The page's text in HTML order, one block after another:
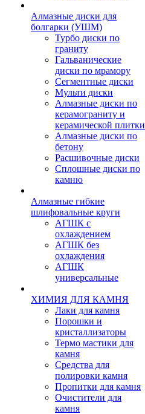
Алмазные диски для
болгарки (УШМ)
Турбо диски по
граниту
Гальванические
диски по мрамору
Сегментные диски
Мульти диски
Алмазные диски по
керамограниту и
керамической плитки
Алмазные диски по
бетону
Расшивочные диски
Сплошные диски по
камню
Алмазные гибкие
шлифовальные круги
АГШК с
охлаждением
АГШК без
охлаждения
АГШК
универсальные
ХИМИЯ ДЛЯ КАМНЯ
Лаки для камня
Порошки и
кристаллизаторы
Термо мастики для
камня
Средства для
полировки камня
Пропитки для камня
Очистители для
камня